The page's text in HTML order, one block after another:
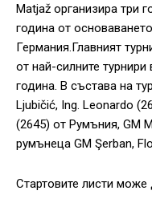
Matjaž организира три
година от
Германия.Главният
от най-силните турнири
година. В състава на
Ljubičić, Ing. Leonardo
(2645) от Румъния, GM
румънеца GM Şerban,
Стартовите листи може